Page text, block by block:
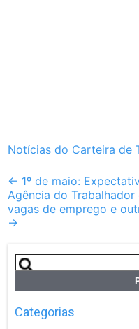
Notícias do Carteira de
Post
navigation
← 1º de maio:
Agência do
vagas de emprego e
→
Pesquisar
por:
Categorias